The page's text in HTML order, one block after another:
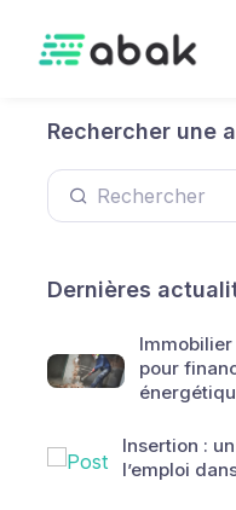
Rechercher une
Dernières
pour
Insertion :
l’emploi